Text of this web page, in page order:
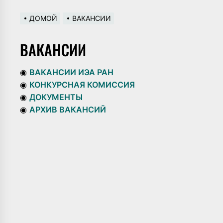
ДОМОЙ ВАКАНСИИ
ВАКАНСИИ
◉ ВАКАНСИИ ИЭА РАН
◉ КОНКУРСНАЯ КОМИССИЯ
◉ ДОКУМЕНТЫ
◉ АРХИВ ВАКАНСИЙ